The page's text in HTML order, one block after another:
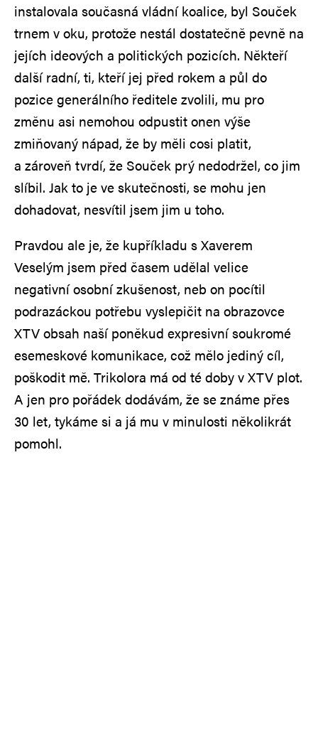
instalovala současná vládní koalice, byl Souček
trnem v oku, protože nestál dostatečně pevně na
jejích ideových a politických pozicích. Někteří
další radní, ti, kteří jej před rokem a půl do
pozice generálního ředitele zvolili, mu pro
změnu asi nemohou odpustit onen výše
zmiňovaný nápad, že by měli cosi platit,
a zároveň tvrdí, že Souček prý nedodržel, co jim
slíbil. Jak to je ve skutečnosti, se mohu jen
dohadovat, nesvítil jsem jim u toho.
Pravdou ale je, že kupříkladu s Xaverem
Veselým jsem před časem udělal velice
negativní osobní zkušenost, neb on pocítil
podrazáckou potřebu vyslepičit na obrazovce
XTV obsah naší poněkud expresivní soukromé
esemeskové komunikace, což mělo jediný cíl,
poškodit mě. Trikolora má od té doby v XTV plot.
A jen pro pořádek dodávám, že se známe přes
30 let, tykáme si a já mu v minulosti několikrát
pomohl.